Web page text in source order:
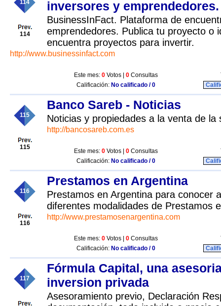
114
114
inversores y emprendedores.
BusinessInFact. Plataforma de
emprendedores. Publica tu proyecto o
encuentra proyectos para invertir.
http://www.businessinfact.com
Este mes: 0 Votos | 0 Consultas
Calificación: No calificado / 0
115
115
Banco Sareb - Noticias
Noticias y propiedades a la venta de la
http://bancosareb.com.es
Este mes: 0 Votos | 0 Consultas
Calificación: No calificado / 0
116
116
Prestamos en Argentina
Prestamos en Argentina para conocer
diferentes modalidades de Prestamos
http://www.prestamosenargentina.com
Este mes: 0 Votos | 0 Consultas
Calificación: No calificado / 0
117
Fórmula Capital, una
inversion privada
Asesoramiento previo, Declaración